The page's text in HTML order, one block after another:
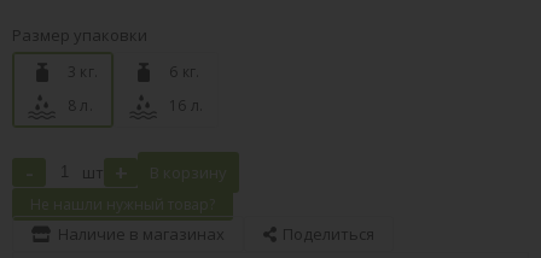
Размер упаковки
3 кг.
8 л.
6 кг.
16 л.
- шт + В корзину
Не нашли нужный товар?
Наличие в магазинах Поделиться